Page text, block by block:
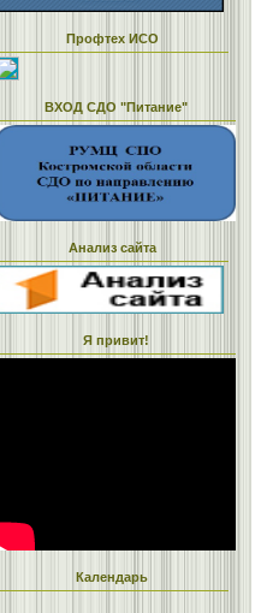
Профтех ИСО
ВХОД СДО "Питание"
Анализ сайта
Я привит!
Календарь